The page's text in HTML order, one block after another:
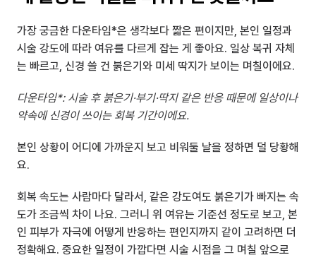
가장 궁금한 다운타임*은 생각보다 짧은 편이지만, 본인 일정과
시술 강도에 따라 여유를 다르게 잡는 게 좋아요. 일상 복귀 자체
는 빠르고, 신경 쓸 건 붉은기와 미세 딱지가 보이는 며칠이에요.
다운타임*: 시술 후 붉은기·부기·딱지 같은 반응 때문에 일상이나
약속에 신경이 쓰이는 회복 기간이에요.
본인 상황이 어디에 가까운지 보고 비워둘 날을 정하면 덜 당황해
요.
회복 속도는 사람마다 달라서, 같은 강도여도 붉은기가 빠지는 속
도가 조금씩 차이 나요. 그러니 위 여유는 기준선 정도로 보고, 본
인 피부가 자극에 어떻게 반응하는 편인지까지 같이 고려하면 더
정확해요. 중요한 일정이 가깝다면 시술 시점을 그 며칠 앞으로